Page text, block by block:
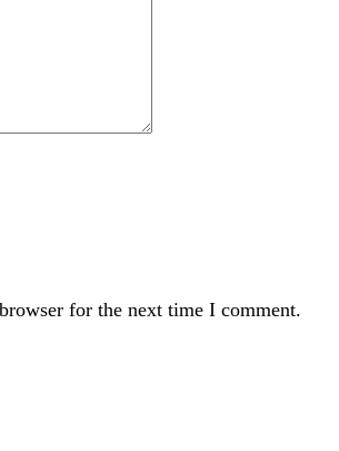
for the next time I comment.